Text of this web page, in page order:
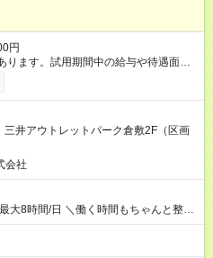
円
ります。試用期間中の給与や待遇面に
年1回）⇒昨年は平均5％UP♪ ✅ 賞与あ
井アウトレットパーク倉敷2F（区画
会社
大8時間/日 ＼働く時間もちゃんと整っ